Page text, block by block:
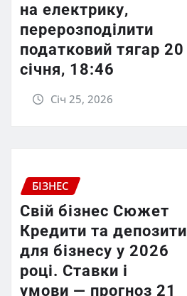
на електрику,
перерозподілити
податковий тягар 20
січня, 18:46
Січ 25, 2026
БІЗНЕС
Свій бізнес Сюжет
Кредити та депозити
для бізнесу у 2026
році. Ставки і
умови — прогноз 21